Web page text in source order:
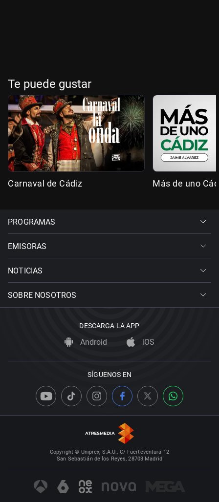
Te puede gustar
Carnaval de Cádiz Más de uno
PROGRAMAS
EMISORAS
NOTICIAS
SOBRE NOSOTROS
DESCARGA LA APP
Android iOS
SÍGUENOS EN
Copyright © Uniprex, S.A.U., C/ Fuerteventura 12
San Sebastián de los Reyes, 28703 Madrid